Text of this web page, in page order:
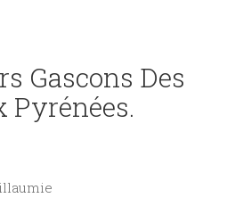
Gascons Des
Pyrénées.